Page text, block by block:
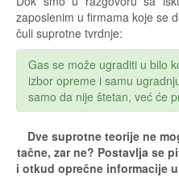
zaposlenim u firmama koje se
čuli suprotne tvrdnje:
Gas se može ugraditi u bilo
izbor opreme i samu
samo da nije štetan, već će
Dve suprotne teorije ne
tačne, zar ne? Postavlja se
i otkud oprečne informacije